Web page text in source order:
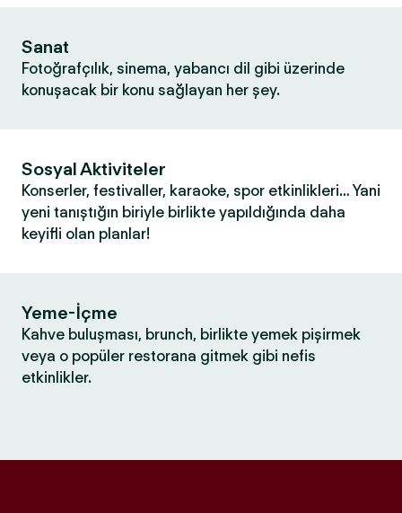
Sanat
Fotoğrafçılık, sinema, yabancı dil gibi üzerinde
konuşacak bir konu sağlayan her şey.
Sosyal Aktiviteler
Konserler, festivaller, karaoke, spor etkinlikleri… Yani
yeni tanıştığın biriyle birlikte yapıldığında daha
keyifli olan planlar!
Yeme-İçme
Kahve buluşması, brunch, birlikte yemek pişirmek
veya o popüler restorana gitmek gibi nefis
etkinlikler.